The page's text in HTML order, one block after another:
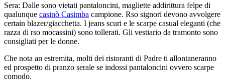
Sera: Dalle sono vietati pantaloncini, magliette addirittura felpe di
qualunque casinò Casimba campione. Rso signori devono avvolgere
certain blazer/giacchetta. I jeans scuri e le scarpe casual eleganti (che
razza di rso mocassini) sono tollerati. Gli vestiario da tramonto sono
consigliati per le donne.
Che nota an estremita, molti dei ristoranti di Padre ti allontaneranno
ed prospetto di pranzo serale se indossi pantaloncini ovvero scarpe
comodo.